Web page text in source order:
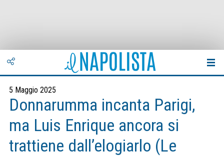
5 Maggio 2025
Donnarumma incanta Parigi,
ma Luis Enrique ancora si
trattiene dall’elogiarlo (Le